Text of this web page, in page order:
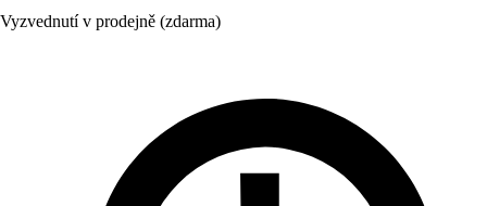
Vyzvednutí v prodejně (zdarma)